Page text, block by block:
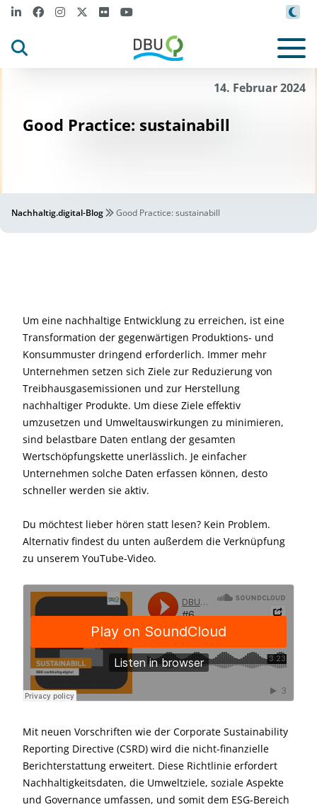
14. Februar 2024
Good Practice: sustainabill
Nachhaltig.digital-Blog Good Practice: sustainabill
Um eine nachhaltige Entwicklung zu erreichen, ist eine
Transformation der gegenwärtigen Produktions- und
Konsummuster dringend erforderlich. Immer mehr
Unternehmen setzen sich Ziele zur Reduzierung von
Treibhausgasemissionen und zur Herstellung
nachhaltiger Produkte. Um diese Ziele effektiv
umzusetzen und Umweltauswirkungen zu minimieren,
sind belastbare Daten entlang der gesamten
Wertschöpfungskette unerlässlich. Je einfacher
Unternehmen solche Daten erfassen können, desto
schneller werden sie aktiv.
Du möchtest lieber hören statt lesen? Kein Problem.
Alternativ findest du unten außerdem die Verknüpfung
zu unserem YouTube-Video.
Mit neuen Vorschriften wie der Corporate Sustainability
Reporting Directive (CSRD) wird die nicht-finanzielle
Berichterstattung erweitert. Diese Richtlinie erfordert
Nachhaltigkeitsdaten, die Umweltziele, soziale Aspekte
und Governance umfassen, und somit dem ESG-Bereich